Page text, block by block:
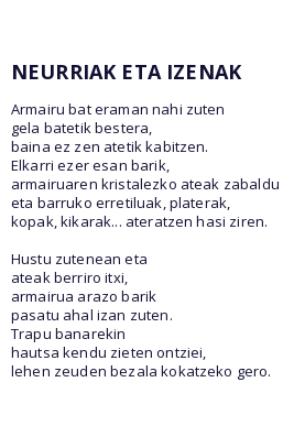
NEURRIAK ETA IZENAK
Armairu bat eraman nahi zuten
gela batetik bestera,
baina ez zen atetik kabitzen.
Elkarri ezer esan barik,
armairuaren kristalezko ateak zabaldu
eta barruko erretiluak, platerak,
kopak, kikarak... ateratzen hasi ziren.
Hustu zutenean eta
ateak berriro itxi,
armairua arazo barik
pasatu ahal izan zuten.
Trapu banarekin
hautsa kendu zieten ontziei,
lehen zeuden bezala kokatzeko gero.